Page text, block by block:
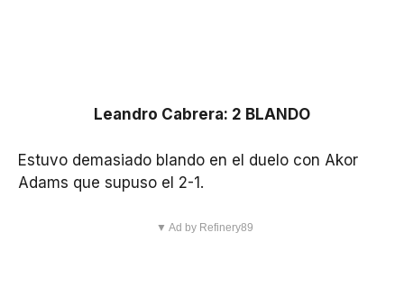
Leandro Cabrera: 2 BLANDO
Estuvo demasiado blando en el duelo con Akor
Adams que supuso el 2-1.
▼ Ad by Refinery89